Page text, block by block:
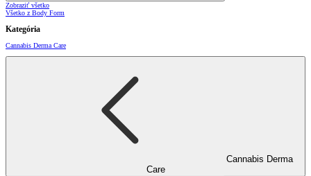
Zobraziť všetko
Všetko z Body Form
Kategória
Cannabis Derma Care
Cannabis Derma
Care